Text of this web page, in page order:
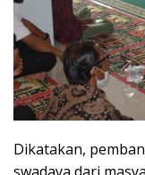
Dikatakan,